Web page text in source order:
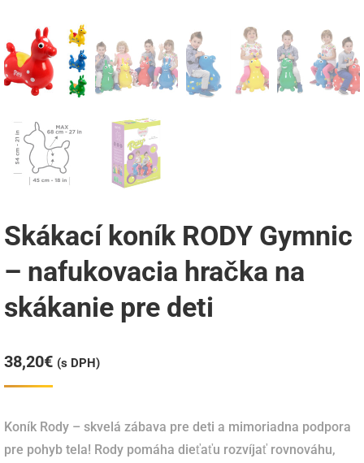
Skákací koník RODY Gymnic
– nafukovacia hračka na
skákanie pre deti
38,20€ (s DPH)
Koník Rody – skvelá zábava pre deti a mimoriadna podpora
pre pohyb tela! Rody pomáha dieťaťu rozvíjať rovnováhu,